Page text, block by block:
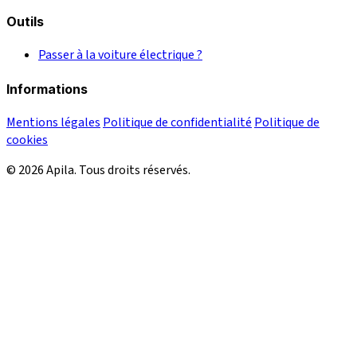
Outils
Passer à la voiture électrique ?
Informations
Mentions légales Politique de confidentialité Politique de
cookies
© 2026 Apila. Tous droits réservés.